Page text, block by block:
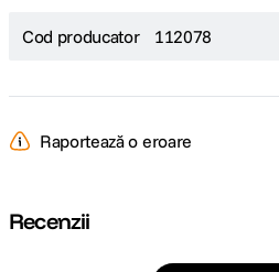
Cod producator 112078
Raportează o eroare
Recenzii